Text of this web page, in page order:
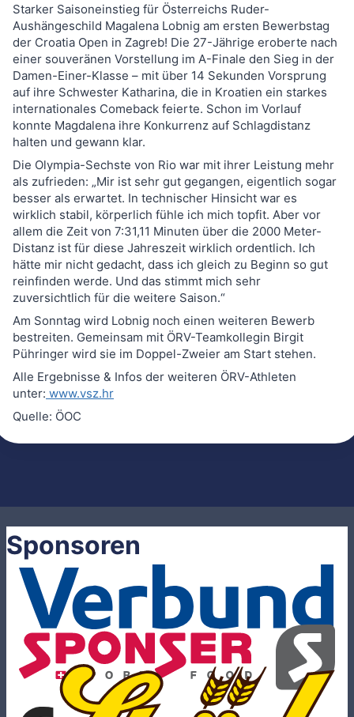
Starker Saisoneinstieg für Österreichs Ruder-
Aushängeschild Magalena Lobnig am ersten Bewerbstag
der Croatia Open in Zagreb! Die 27-Jährige eroberte nach
einer souveränen Vorstellung im A-Finale den Sieg in der
Damen-Einer-Klasse – mit über 14 Sekunden Vorsprung
auf ihre Schwester Katharina, die in Kroatien ein starkes
internationales Comeback feierte. Schon im Vorlauf
konnte Magdalena ihre Konkurrenz auf Schlagdistanz
halten und gewann klar.
Die Olympia-Sechste von Rio war mit ihrer Leistung mehr
als zufrieden: „Mir ist sehr gut gegangen, eigentlich sogar
besser als erwartet. In technischer Hinsicht war es
wirklich stabil, körperlich fühle ich mich topfit. Aber vor
allem die Zeit von 7:31,11 Minuten über die 2000 Meter-
Distanz ist für diese Jahreszeit wirklich ordentlich. Ich
hätte mir nicht gedacht, dass ich gleich zu Beginn so gut
reinfinden werde. Und das stimmt mich sehr
zuversichtlich für die weitere Saison.“
Am Sonntag wird Lobnig noch einen weiteren Bewerb
bestreiten. Gemeinsam mit ÖRV-Teamkollegin Birgit
Pühringer wird sie im Doppel-Zweier am Start stehen.
Alle Ergebnisse & Infos der weiteren ÖRV-Athleten
unter: www.vsz.hr
Quelle: ÖOC
Sponsoren